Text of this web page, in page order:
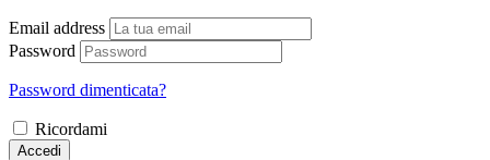
Email address
Password
Password dimenticata?
Ricordami
Accedi